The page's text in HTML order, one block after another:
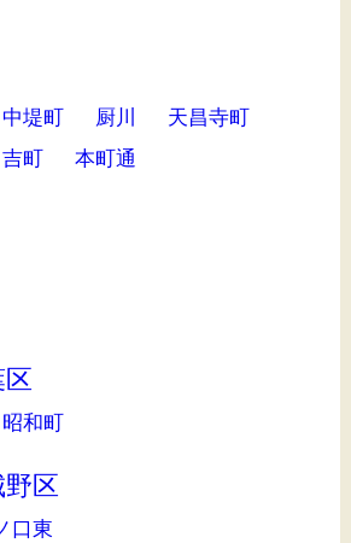
中堤町 厨川
天昌寺町
吉町 本町通
昭和町
区
口東